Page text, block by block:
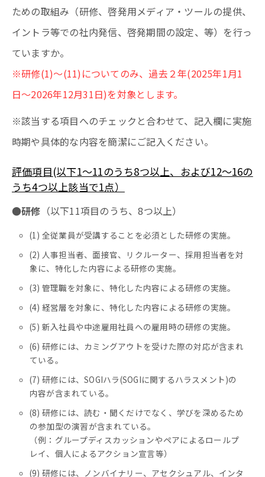
ための取組み（研修、啓発用メディア・ツールの提供、
イントラ等での社内発信、啓発期間の設定、等）を行っ
ていますか。
※研修(1)〜(11)についてのみ、過去２年(2025年1月1
日〜2026年12月31日)を対象とします。
※該当する項目へのチェックと合わせて、記入欄に実施
時期や具体的な内容を簡潔にご記入ください。
評価項目(以下1〜11のうち8つ以上、および12〜16の
うち4つ以上該当で1点）
●研修 （以下11項目のうち、8つ以上）
(1) 全従業員が受講することを必須とした研修の実施。
(2) 人事担当者、面接官、リクルーター、採用担当者を対
象に、特化した内容による研修の実施。
(3) 管理職を対象に、特化した内容による研修の実施。
(4) 経営層を対象に、特化した内容による研修の実施。
(5) 新入社員や中途雇用社員への雇用時の研修の実施。
(6) 研修には、カミングアウトを受けた際の対応が含まれ
ている。
(7) 研修には、SOGIハラ(SOGIに関するハラスメント)の
内容が含まれている。
(8) 研修には、読む・聞くだけでなく、学びを深めるため
の参加型の演習が含まれている。
（例：グループディスカッションやペアによるロールプ
レイ、個人によるアクション宣言等）
(9) 研修には、ノンバイナリー、アセクシュアル、インタ